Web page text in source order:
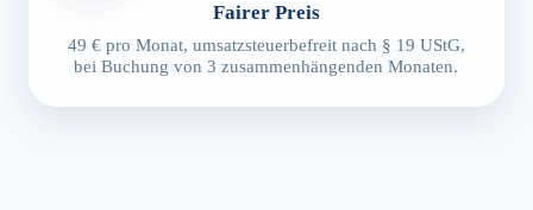
Fairer Preis
49 € pro Monat, umsatzsteuerbefreit nach § 19 UStG,
bei Buchung von 3 zusammenhängenden Monaten.